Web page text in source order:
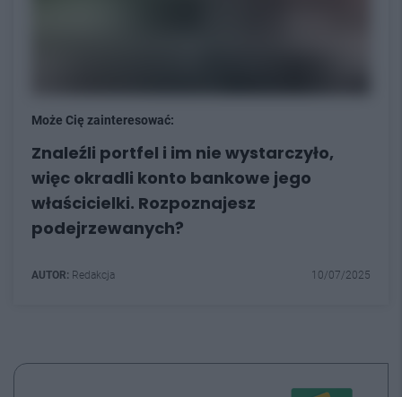
Może Cię zainteresować:
Znaleźli portfel i im nie wystarczyło,
więc okradli konto bankowe jego
właścicielki. Rozpoznajesz
podejrzewanych?
AUTOR: Redakcja 10/07/2025